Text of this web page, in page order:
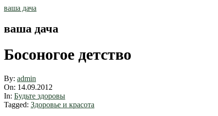
Skip
ваша дача
ваша дача
Босоногое детство
By: admin
On: 14.09.2012
In: Будьте здоровы
Tagged: Здоровье и красота